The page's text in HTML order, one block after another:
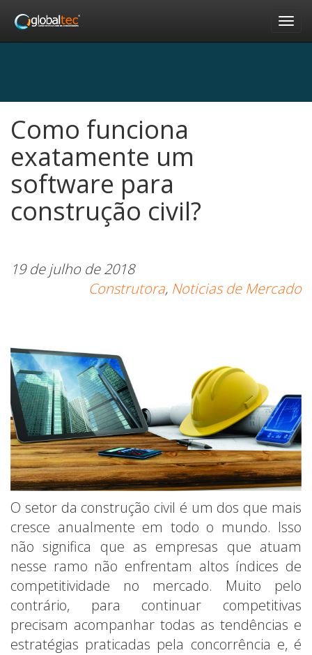
Como funciona
exatamente um
software para
construção civil?
19 de julho de 2018
Construtora, Noticias de Mercado
O setor da construção civil é um dos que mais
cresce anualmente em todo o mundo. Isso
não significa que as empresas que atuam
nesse ramo não enfrentam altos índices de
competitividade no mercado. Muito pelo
contrário, para continuar competitivas
precisam acompanhar todas as tendências e
estratégias praticadas pela concorrência e, é